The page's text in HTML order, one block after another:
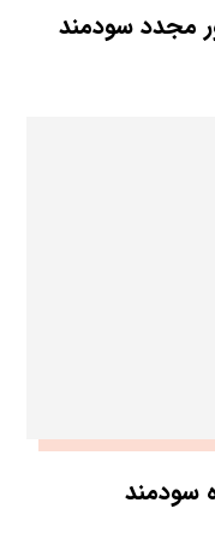
مجدد سودمند
سودمند